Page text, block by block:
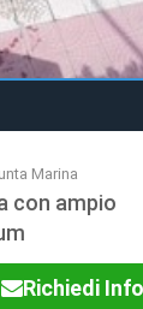
Marina
con ampio
Richiedi Info